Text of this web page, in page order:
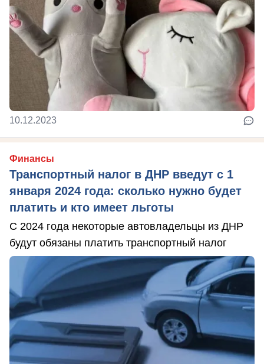
10.12.2023
Финансы
Транспортный налог в ДНР введут с 1
января 2024 года: сколько нужно будет
платить и кто имеет льготы
С 2024 года некоторые автовладельцы из ДНР
будут обязаны платить транспортный налог